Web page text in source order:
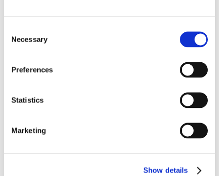
Selection
Necessary
Preferences
Statistics
Marketing
Show details
Eventuella brister som framkommer vid
städtillfället, åtgärdas genast av oss. Vi vill att
Samtliga priser för privatpersoner är efter
skattereduktion. Parkeringskostnad tillkommer
anses vara ytor som städats minst en gång i
månaden. ”Normalt skick” enligt uträkningen